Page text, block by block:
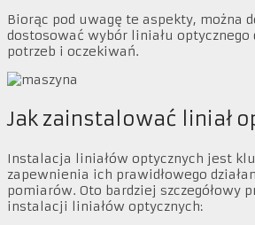
Biorąc pod uwagę te aspekty, można
dostosować wybór liniału
potrzeb i oczekiwań.
Jak zainstalować liniał
Instalacja liniałów optycznych jest
zapewnienia ich prawidłowego
pomiarów. Oto bardziej szczegółowy
instalacji liniałów optycznych: